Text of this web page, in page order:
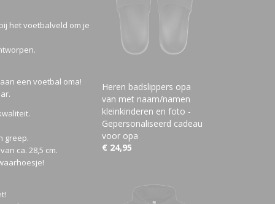
het voetbalveld om je
een voetbal oma!
greep.
ca. 28,5 cm.
Heren badslippers opa
van met naam/namen
kleinkinderen en foto -
Gepersonaliseerd cadeau
voor opa
€ 24,95